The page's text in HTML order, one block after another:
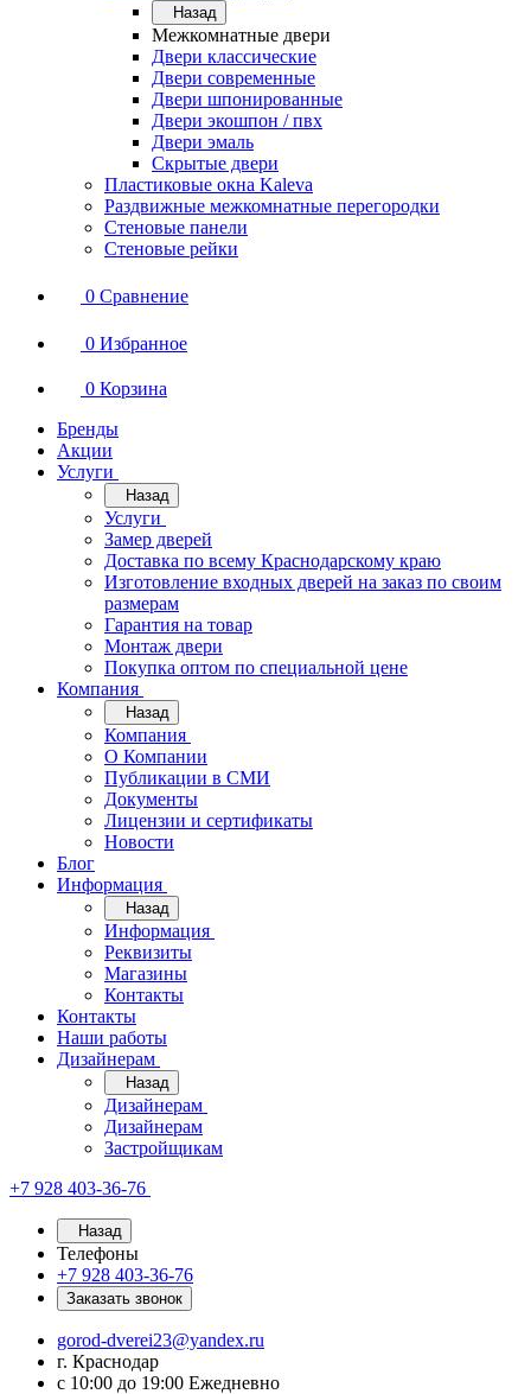
Назад
Межкомнатные двери
Двери классические
Двери современные
Двери шпонированные
Двери экошпон / пвх
Двери эмаль
Скрытые двери
Пластиковые окна Kaleva
Раздвижные межкомнатные перегородки
Стеновые панели
Стеновые рейки
0 Сравнение
0 Избранное
0 Корзина
Бренды
Акции
Услуги
Назад
Услуги
Замер дверей
Доставка по всему Краснодарскому краю
Изготовление входных дверей на заказ по своим
размерам
Гарантия на товар
Монтаж двери
Покупка оптом по специальной цене
Компания
Назад
Компания
О Компании
Публикации в СМИ
Документы
Лицензии и сертификаты
Новости
Блог
Информация
Назад
Информация
Реквизиты
Магазины
Контакты
Контакты
Наши работы
Дизайнерам
Назад
Дизайнерам
Дизайнерам
Застройщикам
+7 928 403-36-76
Назад
Телефоны
+7 928 403-36-76
Заказать звонок
gorod-dverei23@yandex.ru
г. Краснодар
с 10:00 до 19:00 Ежедневно